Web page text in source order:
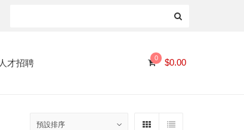
人才招聘 0 $0.00